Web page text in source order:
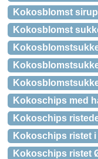
Kokosblomst
Kokosblomst
Kokoschips med
Kokoschips
Kokoschips ristet
Kokoschips ristet